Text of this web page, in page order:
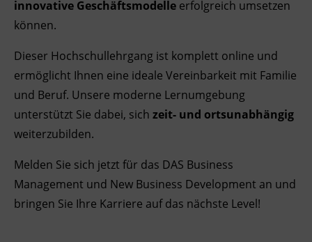
Ingenieurzertifizierung
BFI Reutte
BFI Schwaz
innovative Geschäftsmodelle erfolgreich umsetzen
können.
Dieser Hochschullehrgang ist komplett online und
ermöglicht Ihnen eine ideale Vereinbarkeit mit Familie
und Beruf. Unsere moderne Lernumgebung
unterstützt Sie dabei, sich zeit- und ortsunabhängig
weiterzubilden.
Melden Sie sich jetzt für das DAS Business
Management und New Business Development an und
bringen Sie Ihre Karriere auf das nächste Level!